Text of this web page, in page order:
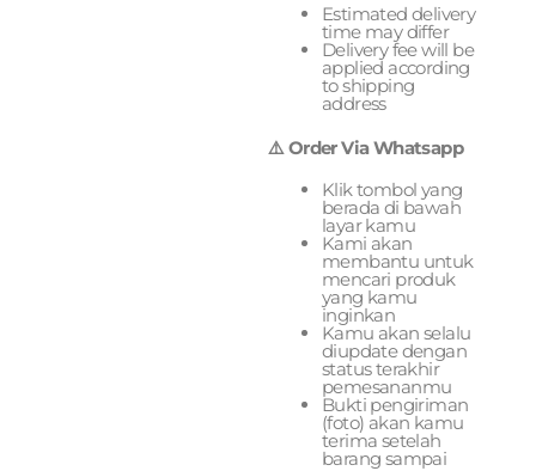
Estimated delivery
time may differ
Delivery fee will be
applied according
to shipping
address
⚠️ Order Via Whatsapp
Klik tombol yang
berada di bawah
layar kamu
Kami akan
membantu untuk
mencari produk
yang kamu
inginkan
Kamu akan selalu
diupdate dengan
status terakhir
pemesananmu
Bukti pengiriman
(foto) akan kamu
terima setelah
barang sampai